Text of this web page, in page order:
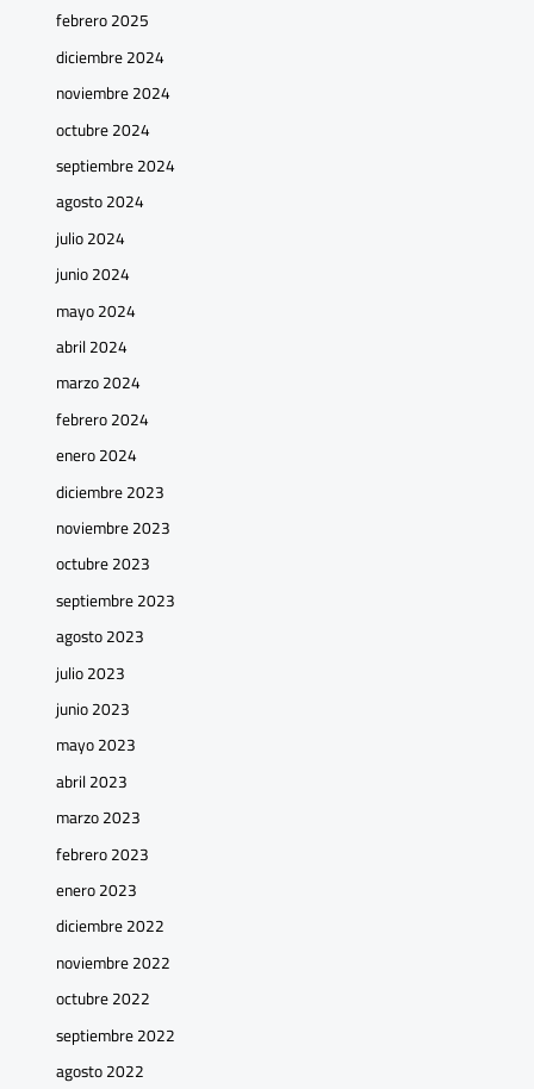
febrero 2025
diciembre 2024
noviembre 2024
octubre 2024
septiembre 2024
agosto 2024
julio 2024
junio 2024
mayo 2024
abril 2024
marzo 2024
febrero 2024
enero 2024
diciembre 2023
noviembre 2023
octubre 2023
septiembre 2023
agosto 2023
julio 2023
junio 2023
mayo 2023
abril 2023
marzo 2023
febrero 2023
enero 2023
diciembre 2022
noviembre 2022
octubre 2022
septiembre 2022
agosto 2022